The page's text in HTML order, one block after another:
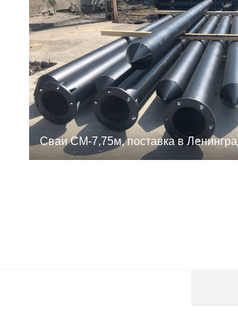
Сваи СМ-7,75м, поставка в